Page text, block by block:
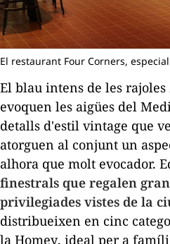
El restaurant Four Corners,
El blau intens de les
evoquen les aigües del
detalls d'estil vintage que
atorguen al conjunt un
alhora que molt evocador.
finestrals que regalen
privilegiades vistes de la
distribueixen en cinc
la Homey, ideal per a